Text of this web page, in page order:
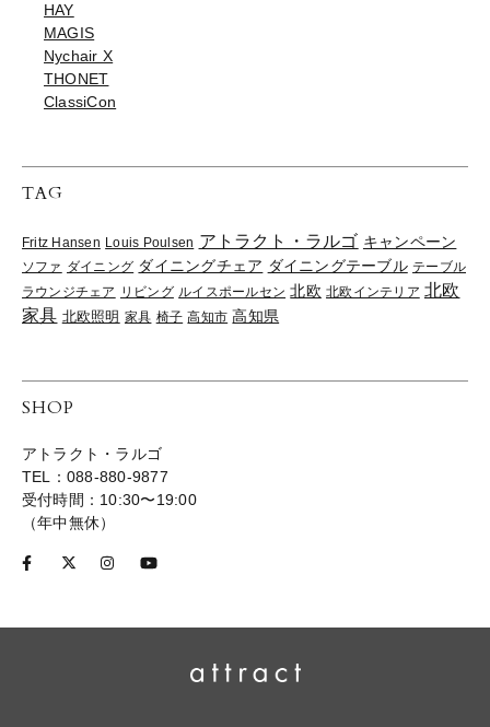
HAY
MAGIS
Nychair X
THONET
ClassiCon
TAG
Fritz Hansen Louis Poulsen アトラクト・ラルゴ キャンペーン
ソファ ダイニング ダイニングチェア ダイニングテーブル テーブル
ラウンジチェア リビング ルイスポールセン 北欧 北欧インテリア 北欧
家具 北欧照明 家具 椅子 高知市 高知県
SHOP
アトラクト・ラルゴ
TEL：088-880-9877
受付時間：10:30〜19:00
（年中無休）